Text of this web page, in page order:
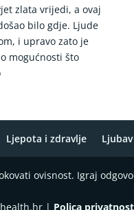
zlata vrijedi, a ovaj
bilo gdje. Ljude
i upravo zato je
mogućnosti što
Ljepota i zdravlje
ovisnost. Igraj
| Polica